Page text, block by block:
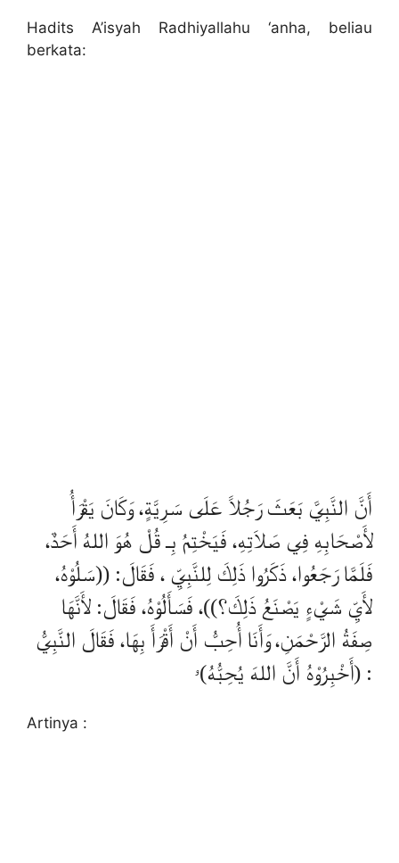
Hadits A’isyah Radhiyallahu ‘anha, beliau
berkata:
أَنَّ النَّبِيَّ بَعَثَ رَجُلاً عَلَى سَرِيَّةٍ، وَكَانَ يَقْرَأُ
لأَصْحَابِهِ فِي صَلاَتِهِ، فَيَخْتِمُ بِـ قُلْ هُوَ اللهُ أَحَدٌ،
فَلَمَّا رَجَعُوا، ذَكَرُوا ذَلِكَ لِلنَّبِيِّ ، فَقَالَ: ((سَلُوْهُ،
لأَيِّ شَيْءٍ يَصْنَعُ ذَلِكَ؟))، فَسَأَلُوْهُ، فَقَالَ: لأَنَّهَا
صِفَةُ الرَّحْمَنِ، وَأَنَا أُحِبُّ أَنْ أَقْرَأَ بِهَا، فَقَالَ النَّبِيُّ
: (أَخْبِرُوْهُ أَنَّ اللهَ يُحِبُّهُ)ۥ
Artinya :